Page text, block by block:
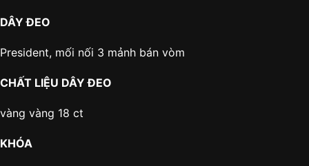
DÂY ĐEO
President, mối nối 3 mảnh bán vòm
CHẤT LIỆU DÂY ĐEO
vàng vàng 18 ct
KHÓA